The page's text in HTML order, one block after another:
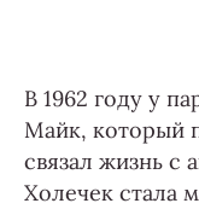
В 1962 году у
Майк, который
связал жизнь с
Холечек стала